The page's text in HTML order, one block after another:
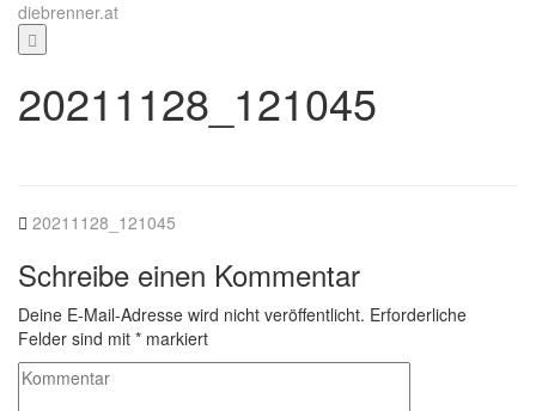
Zum
Inhalt
springen
diebrenner.at
20211128_121045
20211128_121045
Schreibe einen Kommentar
Deine E-Mail-Adresse wird nicht veröffentlicht. Erforderliche
Felder sind mit * markiert